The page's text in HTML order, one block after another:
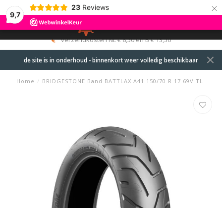
9,7
23 Reviews ×
MENU
0
verzendkosten NL € 8,50 en B € 13,50
de site is in onderhoud - binnenkort weer volledig beschikbaar
Home / BRIDGESTONE Band BATTLAX A41 150/70 R 17 69V TL